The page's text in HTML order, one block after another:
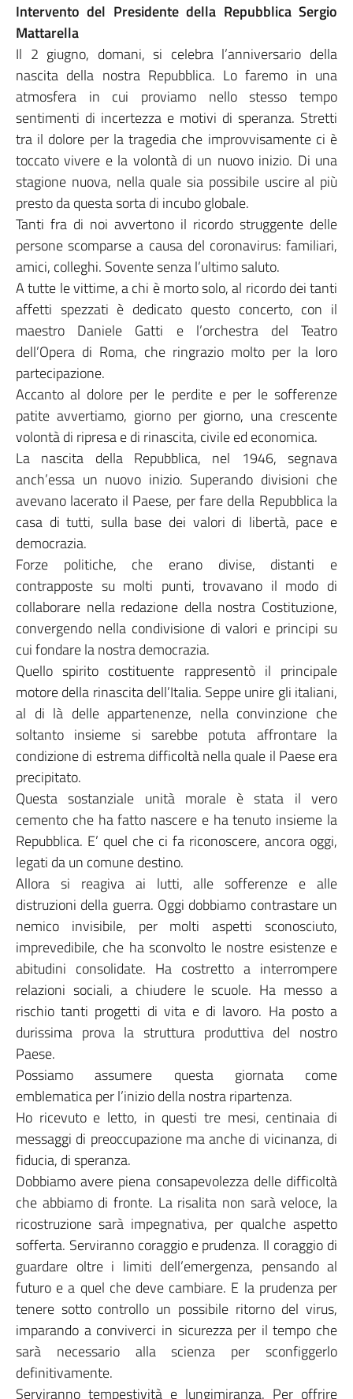
Intervento del Presidente della Repubblica Sergio
Mattarella
Il 2 giugno, domani, si celebra l’anniversario della
nascita della nostra Repubblica. Lo faremo in una
atmosfera in cui proviamo nello stesso tempo
sentimenti di incertezza e motivi di speranza. Stretti
tra il dolore per la tragedia che improvvisamente ci è
toccato vivere e la volontà di un nuovo inizio. Di una
stagione nuova, nella quale sia possibile uscire al più
presto da questa sorta di incubo globale.
Tanti fra di noi avvertono il ricordo struggente delle
persone scomparse a causa del coronavirus: familiari,
amici, colleghi. Sovente senza l’ultimo saluto.
A tutte le vittime, a chi è morto solo, al ricordo dei tanti
affetti spezzati è dedicato questo concerto, con il
maestro Daniele Gatti e l’orchestra del Teatro
dell’Opera di Roma, che ringrazio molto per la loro
partecipazione.
Accanto al dolore per le perdite e per le sofferenze
patite avvertiamo, giorno per giorno, una crescente
volontà di ripresa e di rinascita, civile ed economica.
La nascita della Repubblica, nel 1946, segnava
anch’essa un nuovo inizio. Superando divisioni che
avevano lacerato il Paese, per fare della Repubblica la
casa di tutti, sulla base dei valori di libertà, pace e
democrazia.
Forze politiche, che erano divise, distanti e
contrapposte su molti punti, trovavano il modo di
collaborare nella redazione della nostra Costituzione,
convergendo nella condivisione di valori e principi su
cui fondare la nostra democrazia.
Quello spirito costituente rappresentò il principale
motore della rinascita dell’Italia. Seppe unire gli italiani,
al di là delle appartenenze, nella convinzione che
soltanto insieme si sarebbe potuta affrontare la
condizione di estrema difficoltà nella quale il Paese era
precipitato.
Questa sostanziale unità morale è stata il vero
cemento che ha fatto nascere e ha tenuto insieme la
Repubblica. E’ quel che ci fa riconoscere, ancora oggi,
legati da un comune destino.
Allora si reagiva ai lutti, alle sofferenze e alle
distruzioni della guerra. Oggi dobbiamo contrastare un
nemico invisibile, per molti aspetti sconosciuto,
imprevedibile, che ha sconvolto le nostre esistenze e
abitudini consolidate. Ha costretto a interrompere
relazioni sociali, a chiudere le scuole. Ha messo a
rischio tanti progetti di vita e di lavoro. Ha posto a
durissima prova la struttura produttiva del nostro
Paese.
Possiamo assumere questa giornata come
emblematica per l’inizio della nostra ripartenza.
Ho ricevuto e letto, in questi tre mesi, centinaia di
messaggi di preoccupazione ma anche di vicinanza, di
fiducia, di speranza.
Dobbiamo avere piena consapevolezza delle difficoltà
che abbiamo di fronte. La risalita non sarà veloce, la
ricostruzione sarà impegnativa, per qualche aspetto
sofferta. Serviranno coraggio e prudenza. Il coraggio di
guardare oltre i limiti dell’emergenza, pensando al
futuro e a quel che deve cambiare. E la prudenza per
tenere sotto controllo un possibile ritorno del virus,
imparando a conviverci in sicurezza per il tempo che
sarà necessario alla scienza per sconfiggerlo
definitivamente.
Serviranno tempestività e lungimiranza. Per offrire